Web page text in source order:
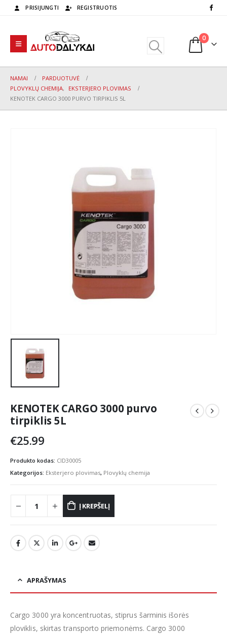
PRISIJUNGTI REGISTRUOTIS
0
NAMAI
PARDUOTUVĖ
PLOVYKLŲ CHEMIJA,
EKSTERJERO PLOVIMAS
KENOTEK CARGO 3000 PURVO TIRPIKLIS 5L
KENOTEK CARGO 3000 purvo
tirpiklis 5L
€25.99
Produkto kodas: CID30005
Kategorijos: Eksterjero plovimas, Plovyklų chemija
Į KREPŠELĮ
APRAŠYMAS
Cargo 3000 yra koncentruotas, stiprus šarminis išorės
ploviklis, skirtas transporto priemonėms. Cargo 3000